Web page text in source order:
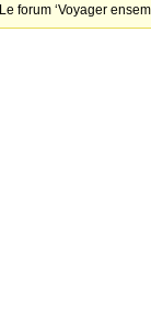
Le forum ‘Voyager